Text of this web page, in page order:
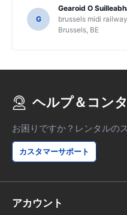
の機能を理解していないか
しれません。
G
Gearoid O
brussels midi
Brussels, BE
ヘルプ＆コン
お困りですか？レンタルの
カスタマーサポート
アカウント